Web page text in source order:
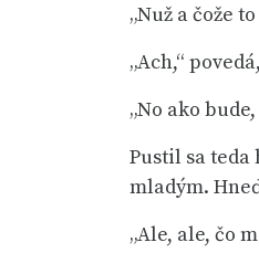
„Nuž a čože
„Ach,“
„No ako
Pustil sa
mladým.
„Ale, ale, čo